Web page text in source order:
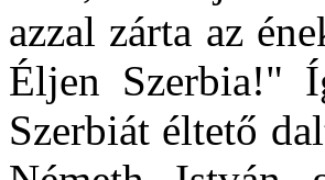
azzal zárta az
Éljen Szerbia!"
Szerbiát éltető